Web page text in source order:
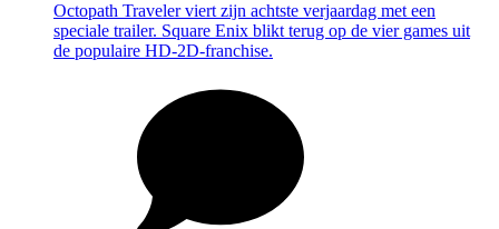
Octopath Traveler viert zijn achtste verjaardag met een
speciale trailer. Square Enix blikt terug op de vier games uit
de populaire HD-2D-franchise.